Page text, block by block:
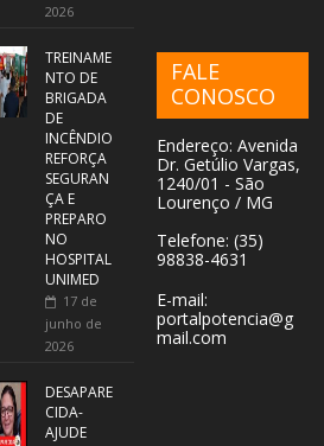
2026
TREINAME
NTO DE
BRIGADA
DE
INCÊNDIO
REFORÇA
SEGURAN
ÇA E
PREPARO
NO
HOSPITAL
UNIMED
17 de
junho de
2026
DESAPARE
CIDA-
AJUDE
FALE
CONOSCO
Endereço: Avenida
Dr. Getúlio Vargas,
1240/01 - São
Lourenço / MG
Telefone: (35)
98838-4631
E-mail:
portalpotencia@g
mail.com